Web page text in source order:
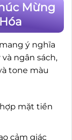
Mừng
ý nghĩa
ngân sách,
tone màu
mặt tiền
cảm giác